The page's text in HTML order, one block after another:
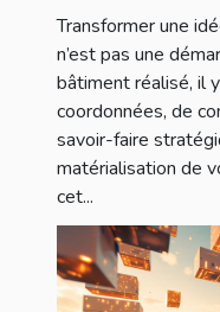
Transformer une
n’est pas une
bâtiment réalisé, il
coordonnées, de
savoir-faire
matérialisation de
cet...